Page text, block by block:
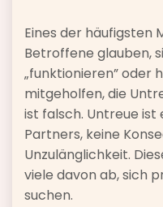
Eines der häufigsten
Betroffene glauben,
„funktionieren” oder
mitgeholfen, die
ist falsch. Untreue ist
Partners, keine
Unzulänglichkeit.
viele davon ab, sich
suchen.